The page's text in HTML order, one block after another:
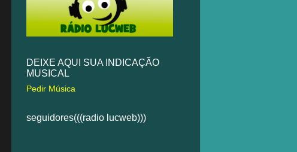
DEIXE AQUI SUA INDICAÇÃO
MUSICAL
Pedir Música
seguidores(((radio lucweb)))